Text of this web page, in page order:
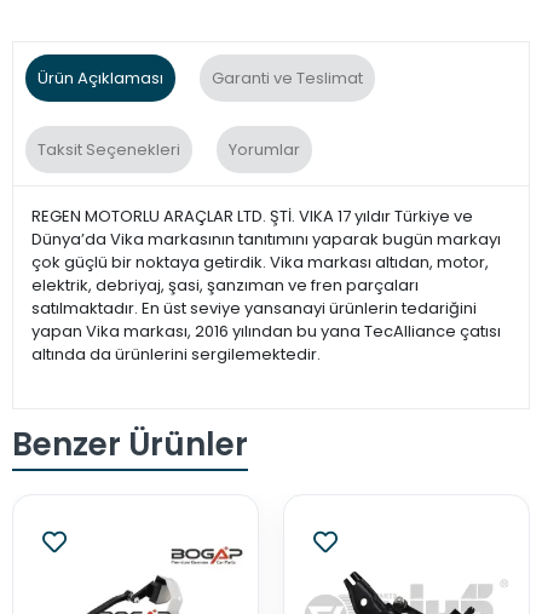
Ürün Açıklaması Garanti ve Teslimat
Taksit Seçenekleri Yorumlar
REGEN MOTORLU ARAÇLAR LTD. ŞTİ. VIKA 17 yıldır Türkiye ve
Dünya’da Vika markasının tanıtımını yaparak bugün markayı
çok güçlü bir noktaya getirdik. Vika markası altıdan, motor,
elektrik, debriyaj, şasi, şanzıman ve fren parçaları
satılmaktadır. En üst seviye yansanayi ürünlerin tedariğini
yapan Vika markası, 2016 yılından bu yana TecAlliance çatısı
altında da ürünlerini sergilemektedir.
Benzer Ürünler